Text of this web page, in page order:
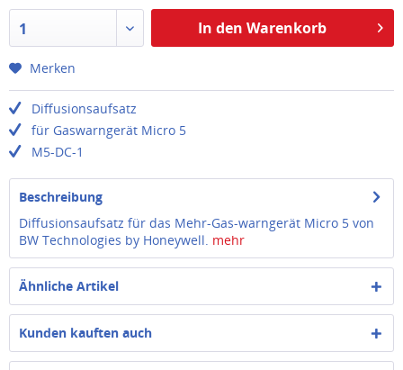
1 In den Warenkorb
Merken
Diffusionsaufsatz
für Gaswarngerät Micro 5
M5-DC-1
Beschreibung
Diffusionsaufsatz für das Mehr-Gas-warngerät Micro 5 von
BW Technologies by Honeywell. mehr
Ähnliche Artikel
Kunden kauften auch